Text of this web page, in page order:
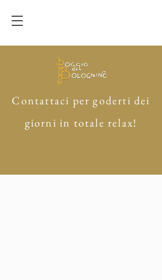
Contattaci per goderti dei
giorni in totale relax!